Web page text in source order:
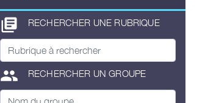
library_books RECHERCHER UNE RUBRIQUE
group RECHERCHER UN GROUPE